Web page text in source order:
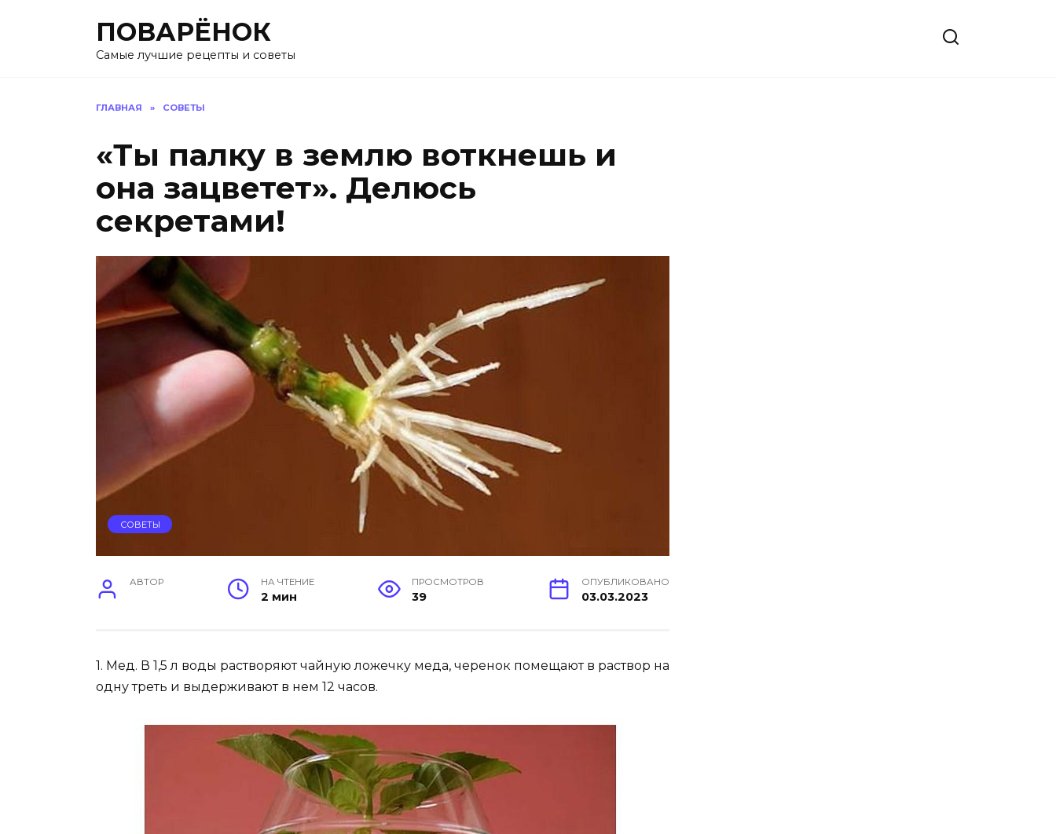
ПОВАРЁНОК
Самые лучшие рецепты и советы
ГЛАВНАЯ » СОВЕТЫ
«Ты палку в землю воткнешь и
она зацветет». Делюсь
секретами!
СОВЕТЫ
АВТОР НА ЧТЕНИЕ
2 мин
ПРОСМОТРОВ
39
ОПУБЛИКОВАНО
03.03.2023
1. Мед. В 1,5 л воды растворяют чайную ложечку меда, черенок помещают в раствор на
одну треть и выдерживают в нем 12 часов.